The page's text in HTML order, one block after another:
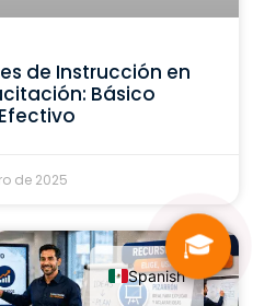
de Instrucción en
Básico
de 2025
🎓
Spanish